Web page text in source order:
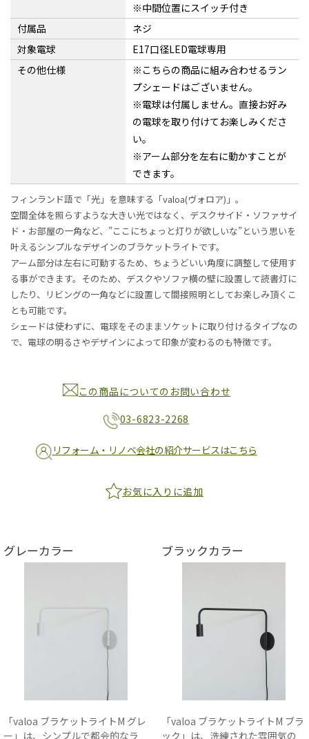
※中間位置にスイッチ付き
付属品
ネジ
対象電球
E17口径LED電球専用
その他仕様
※こちらの商品に組み合わせるラン
プシェードはございません。
※電球は付属しません。直接お好み
の電球を取り付けてお楽しみくださ
い。
※アーム部分を左右に動かすことが
できます。
フィンランド語で「光」を意味する「valoa(ヴォロア)」。
空間全体を照らすような大きい光ではなく、デスクサイド・ソファサイ
ド・お部屋の一角など、”ここにちょっと灯りが欲しいな”という思いを
叶えるシンプルなデザインのブラケットライトです。
アーム部分は左右に可動するため、ちょうどいい角度に調整して使用す
る事ができます。そのため、デスクやソファ横の壁に設置して読書灯に
したり、リビングの一角などに設置して間接照明としてお楽しみ頂くこ
とも可能です。
シェードは使わずに、電球をそのままソケットに取り付けるタイプなの
で、電球の明るさやデザインによって印象が変わるのも特徴です。
この商品についてのお問い合わせ
03-6823-2268
リフォーム・リノベ会社の紹介サービスはこちら
お気に入りに追加
グレーカラー
「valoa ブラケットライトM グレ
ー」は、シンプルで都会的なラ
ブラックカラー
「valoa ブラケットライトM ブラ
ック」は、洗練された雰囲気の